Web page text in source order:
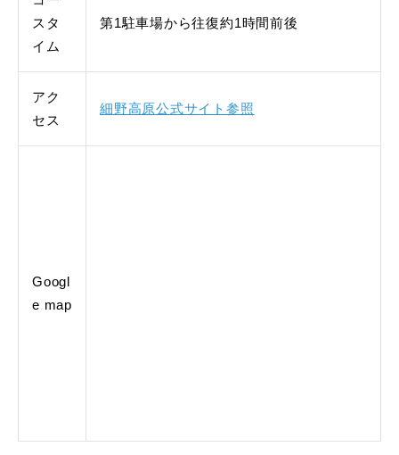
スタ
イム
第1駐車場から往復約1時間前後
アク
セス
細野高原公式サイト参照
Googl
e map